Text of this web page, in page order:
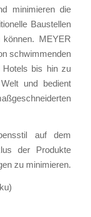
minimieren die
Baustellen
MEYER
schwimmenden
Hotels bis hin zu
und bedient
auf dem
der Produkte
zu minimieren.